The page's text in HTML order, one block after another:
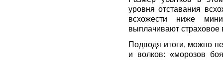
уровня отставания
всхожести ниже
выплачивают
Подводя итоги, можно
и волков: «морозов